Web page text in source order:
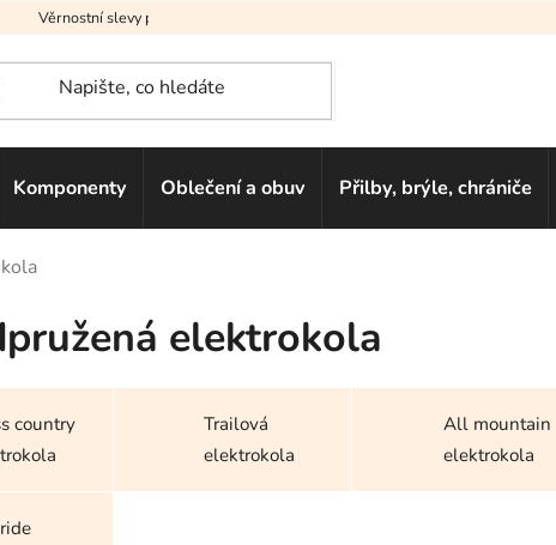
Věrnostní slevy pro vás
Komponenty Oblečení a obuv Přilby, brýle, chrániče
elektrokola
country
Trailová
elektrokola
All mountain
elektrokola